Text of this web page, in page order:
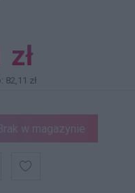
zł
82,11 zł
w magazynie